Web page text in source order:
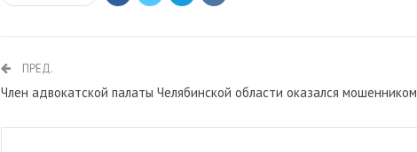
ПРЕД.
Член адвокатской палаты Челябинской области оказался мошенником